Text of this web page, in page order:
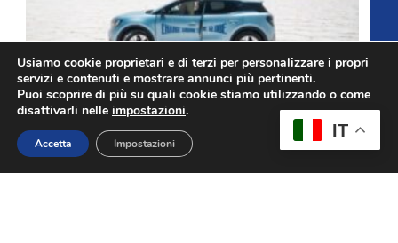
CHARGE AROUND THE GLOBE: IL
DOCUMENTARIO
Nel marzo 2024, Lexie Alford (@LexieLimitless)
ha completato il Charge Around The Globe,
IT
Usiamo cookie proprietari e di terzi per personalizzare i propri
servizi e contenuti e mostrare annunci più pertinenti.
Puoi scoprire di più su quali cookie stiamo utilizzando o come
disattivarli nelle impostazioni.
Accetta Impostazioni